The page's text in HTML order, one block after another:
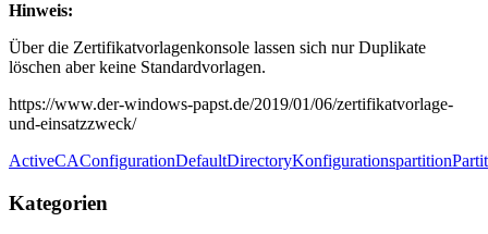
Hinweis:
Über die Zertifikatvorlagenkonsole lassen sich nur Duplikate
löschen aber keine Standardvorlagen.
https://www.der-windows-papst.de/2019/01/06/zertifikatvorlage-
und-einsatzzweck/
ActiveCAConfigurationDefaultDirectoryKonfigurationspartition
Kategorien